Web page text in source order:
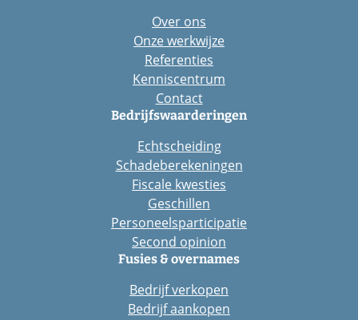
Over ons
Onze werkwijze
Referenties
Kenniscentrum
Contact
Bedrijfswaarderingen
Echtscheiding
Schadeberekeningen
Fiscale kwesties
Geschillen
Personeelsparticipatie
Second opinion
Fusies & overnames
Bedrijf verkopen
Bedrijf aankopen